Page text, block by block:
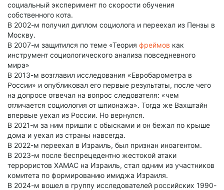
социальный эксперимент по скорости обучения
собственного кота.
В 2002-м получил диплом социолога и переехал из Пензы в
Москву.
В 2007-м защитился по теме «Теория фреймов как
инструмент социологического анализа повседневного
мира»
В 2013-м возглавил исследования «Евробарометра в
России» и опубликовал его первые результаты, после чего
на допросе отвечал на вопрос следователя: «чем
отличается социология от шпионажа». Тогда же Вахштайн
впервые уехал из России. Но вернулся.
В 2021-м за ним пришли с обысками и он бежал по крыше
дома и уехал из страны навсегда.
В 2022-м переехал в Израиль, был признан иноагентом.
В 2023-м после беспрецедентно жестокой атаки
террористов ХАМАС на Израиль, стал одним из участников
комитета по формированию имиджа Израиля.
В 2024-м вошел в группу исследователей российских 1990-